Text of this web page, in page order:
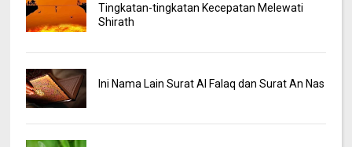
Tingkatan-tingkatan Kecepatan Melewati
Shirath
Ini Nama Lain Surat Al Falaq dan Surat An Nas